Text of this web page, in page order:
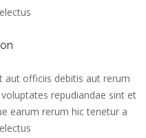
aut officiis debitis aut rerum
repudiandae sint et
earum rerum hic tenetur a